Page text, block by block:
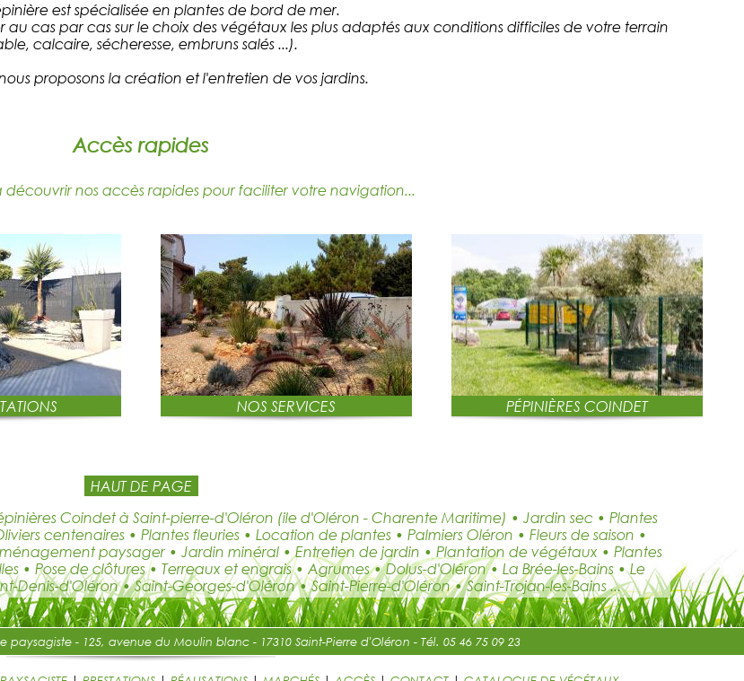
est spécialisée en plantes de bord de mer.
cas par cas sur le choix des végétaux les plus adaptés aux conditions difficiles de votre terrain
calcaire, sécheresse, embruns salés ...).
proposons la création et l'entretien de vos jardins.
Accès rapides
découvrir nos accès rapides pour faciliter votre navigation...
NOS SERVICES PÉPINIÈRES COINDET
HAUT DE PAGE
Coindet à Saint-pierre-d'Oléron (ile d'Oléron - Charente Maritime) • Jardin sec • Plantes
centenaires • Plantes fleuries • Location de plantes • Palmiers Oléron • Fleurs de saison •
paysager • Jardin minéral • Entretien de jardin • Plantation de végétaux • Plantes
• Pose de clôtures • Terreaux et engrais • Agrumes • Dolus-d'Oléron • La Brée-les-Bains • Le
d'Oléron • Saint-Georges-d'Oléron • Saint-Pierre-d'Oléron • Saint-Trojan-les-Bains ...
paysagiste - 125, avenue du Moulin blanc - 17310 Saint-Pierre d'Oléron - Tél. 05 46 75 09 23